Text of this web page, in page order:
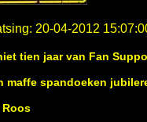
20-04-2012
tien jaar van Fan
maffe spandoeken
Roos